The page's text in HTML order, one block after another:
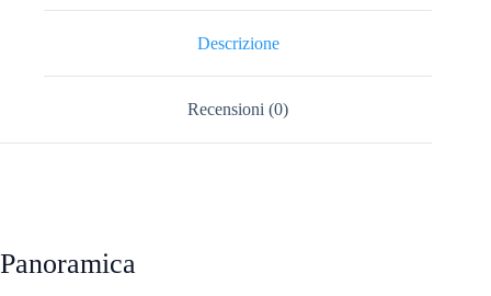
Descrizione
Recensioni (0)
Panoramica